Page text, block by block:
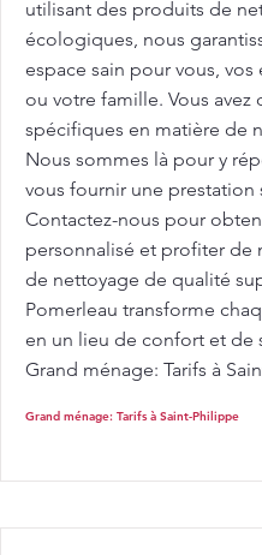
utilisant des produits de
écologiques, nous
espace sain pour vous, vos
ou votre famille. Vous avez
spécifiques en matière de
Nous sommes là pour y
vous fournir une prestation
Contactez-nous pour
personnalisé et profiter de
de nettoyage de qualité
Pomerleau transforme
en un lieu de confort et de
Grand ménage: Tarifs à
Grand ménage: Tarifs à Saint-Philippe